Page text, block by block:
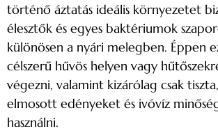
történő áztatás ideális környezetet
élesztők és egyes baktériumok
különösen a nyári melegben. Éppen
célszerű hűvös helyen vagy
végezni, valamint kizárólag csak
elmosott edényeket és ivóvíz
használni.